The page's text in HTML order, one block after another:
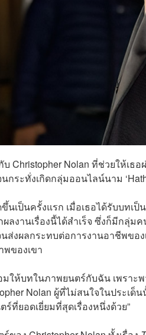
บ Christopher Nolan ที่ช่วยให้เ
ระทั่งเกิดกลุ่มออนไลน์นาม
นเป็นครั้งแรก เมื่อเธอได้รับบทเ
ลงานเรื่องนี้ได้สำเร็จ ซึ่งก็มีกลุ่ม
งผลกระทบต่อการงานอาชีพขอ
ของเขา
มให้บทในภาพยนตร์กับฉัน เพรา
Nolan ผู้ที่ไม่สนใจในประเ
ที่ยอดเยี่ยมที่สุดเรื่องหนึ่งด้วย”